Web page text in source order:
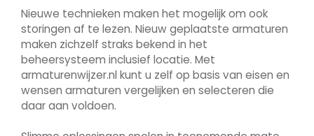
Nieuwe technieken maken het mogelijk om ook
storingen af te lezen. Nieuw geplaatste armaturen
maken zichzelf straks bekend in het
beheersysteem inclusief locatie. Met
armaturenwijzer.nl kunt u zelf op basis van eisen en
wensen armaturen vergelijken en selecteren die
daar aan voldoen.